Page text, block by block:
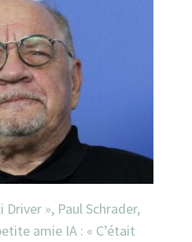
», Paul Schrader,
amie IA : « C’était